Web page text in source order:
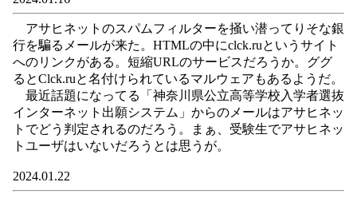
アサヒネットのスパムフィルターを掻い潜ってりそな銀
行を騙るメールが来た。HTMLの中にclck.ruというサイト
へのリンクがある。短縮URLのサービスだろうか。ググ
るとClck.ruと名付けられているマルウェアもあるようだ。
最近話題になってる「神奈川県公立高等学校入学者選抜
インターネット出願システム」からのメールはアサヒネッ
トでどう判定されるのだろう。まぁ、受験生でアサヒネッ
トユーザはいないだろうとは思うが。
2024.01.22